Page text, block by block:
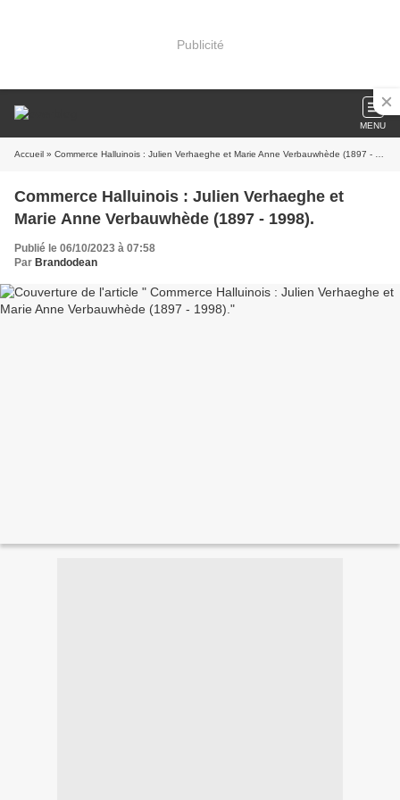
Publicité
MENU
Accueil » Commerce Halluinois : Julien Verhaeghe et Marie Anne Verbauwhède (1897 - 1998).
Commerce Halluinois : Julien Verhaeghe et
Marie Anne Verbauwhède (1897 - 1998).
Publié le 06/10/2023 à 07:58
Par Brandodean